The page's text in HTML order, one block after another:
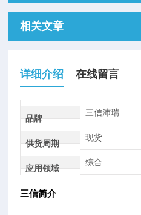
相关文章
详细介绍 在线留言
品牌
三信沛瑞
供货周期
现货
应用领域
综合
三信简介